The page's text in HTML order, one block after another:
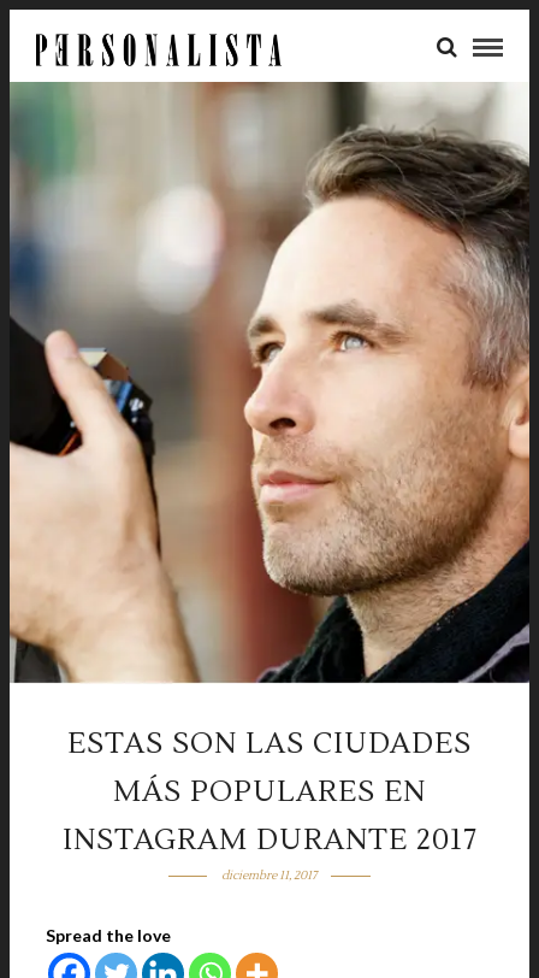
ESTAS SON LAS CIUDADES
MÁS POPULARES EN
INSTAGRAM DURANTE 2017
diciembre 11, 2017
Spread the love